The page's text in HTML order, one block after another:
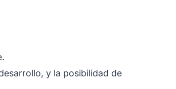
y la posibilidad de